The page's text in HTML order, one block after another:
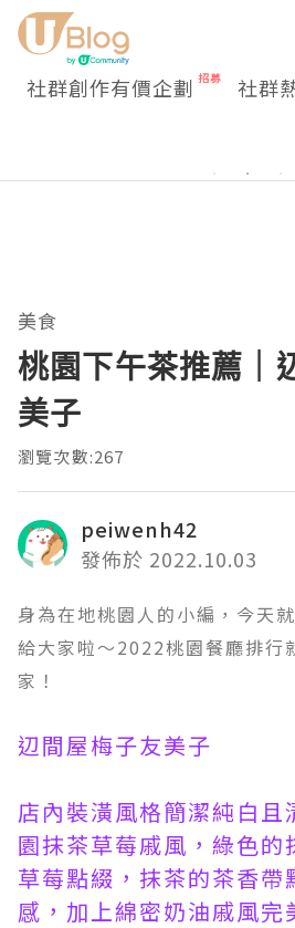
社群創作有價企劃 社群
美食
桃園下午茶推薦｜
美子
瀏覽次數:267
peiwenh42
發佈於 2022.10.03
身為在地桃園人的小編，今天
給大家啦～2022桃園餐廳排行
家！
辺間屋梅子友美子
店內裝潢風格簡潔純白且
園抹茶草莓戚風，綠色的
草莓點綴，抹茶的茶香帶
感，加上綿密奶油戚風完